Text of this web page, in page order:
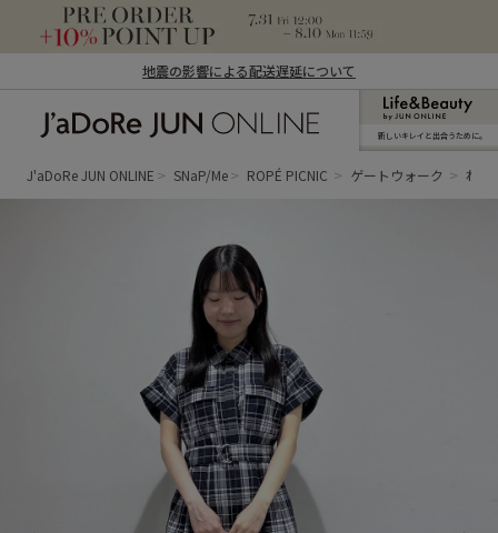
地震の影響による配送遅延について
ン オンライン）
新しいキレイと出合うために。
J'aDoRe JUN ONLINE SNaP/Me ROPÉ PICNIC ゲートウォーク れな